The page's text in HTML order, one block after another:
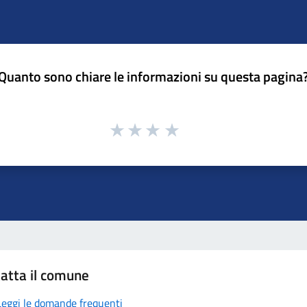
sono chiare le informazioni su questa
il comune
le domande frequenti